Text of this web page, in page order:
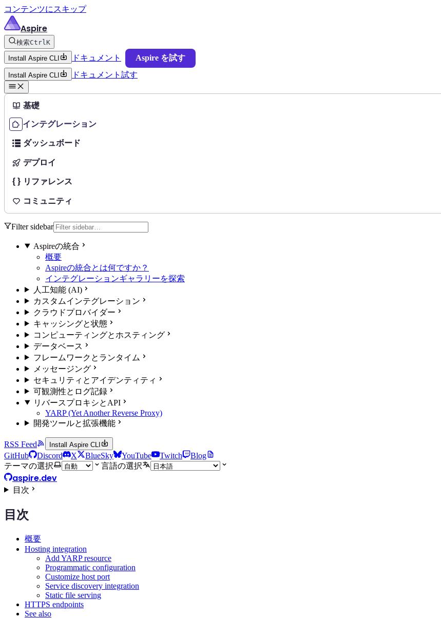
コンテンツにスキップ
Aspire
検索CtrlK
Install Aspire CLI ドキュメント Aspire を試す
Install Aspire CLI ドキュメント 試す
基礎
インテグレーション
ダッシュボード
デプロイ
リファレンス
コミュニティ
Filter sidebar
Aspireの統合
概要
Aspireの統合とは何ですか？
インテグレーションギャラリーを探索
人工知能 (AI)
カスタムインテグレーション
クラウドプロバイダー
キャッシングと状態
コンピューティングとホスティング
データベース
フレームワークとランタイム
メッセージング
セキュリティとアイデンティティ
可観測性とログ記録
リバースプロキシとAPI
YARP (Yet Another Reverse Proxy)
開発ツールと拡張機能
RSS Feed Install Aspire CLI
GitHub Discord X BlueSky YouTube Twitch
Blog
テーマの選択
言語の選択
aspire.dev
目次
目次
概要
Hosting integration
Add YARP resource
Programmatic configuration
Customize host port
Service discovery integration
Static file serving
HTTPS endpoints
See also